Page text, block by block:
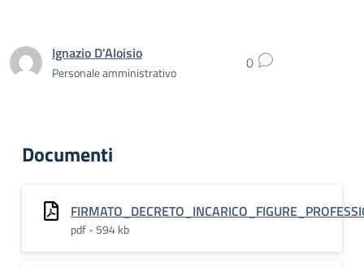
Ignazio D'Aloisio
Personale amministrativo 0
Documenti
pdf - 594 kb